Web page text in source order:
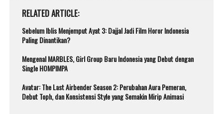
RELATED ARTICLE
Sebelum Iblis Menjemput Ayat 3: Dajjal Jadi Film Horor Indonesia
Paling Dinantikan?
Mengenal MARBLES, Girl Group Baru Indonesia yang Debut dengan
Single HOMPIMPA
Avatar: The Last Airbender Season 2: Perubahan Aura Pemeran,
Debut Toph, dan Konsistensi Style yang Semakin Mirip Animasi